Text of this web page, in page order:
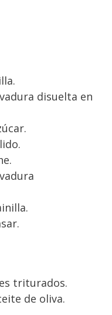
disuelta en
triturados.
de oliva.